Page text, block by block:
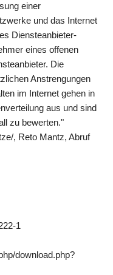
einer
und das Internet
Diensteanbieter-
eines offenen
Die
Anstrengungen
im Internet gehen in
aus und sind
zu bewerten."
, Reto Mantz, Abruf
1
download.php?